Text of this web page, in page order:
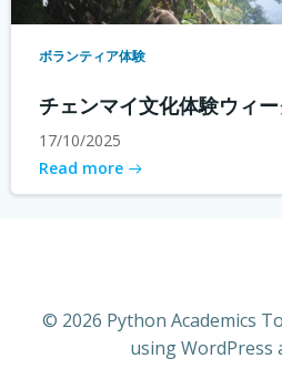
ボランティア体験
チェンマイ文化体験ウィー
17/10/2025
Read more
© 2026 Python Academics
using WordPress